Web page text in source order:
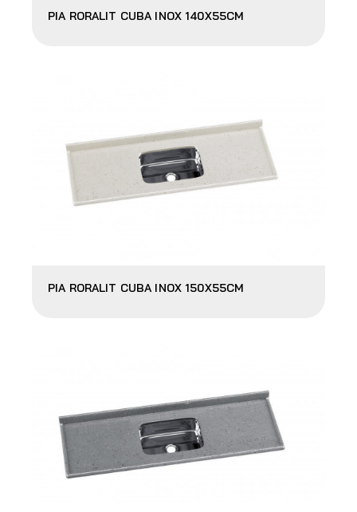
PIA RORALIT CUBA INOX 140X55CM
PIA RORALIT CUBA INOX 150X55CM